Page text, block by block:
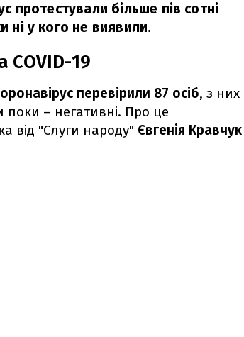
протестували більше пів сотні
ні у кого не виявили.
COVID-19
перевірили 87 осіб, з них
поки – негативні. Про це
від "Слуги народу" Євгенія Кравчук